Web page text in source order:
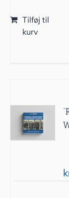
Tilføj til
kurv